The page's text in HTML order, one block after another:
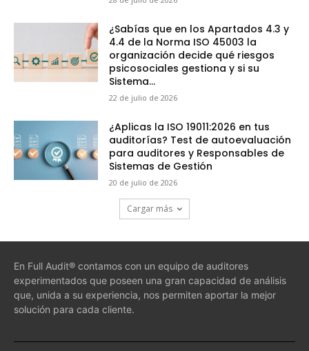
¿Sabías que en los Apartados 4.3 y
4.4 de la Norma ISO 45003 la
organización decide qué riesgos
psicosociales gestiona y si su
Sistema...
22 de julio de 2026
¿Aplicas la ISO 19011:2026 en tus
auditorías? Test de autoevaluación
para auditores y Responsables de
Sistemas de Gestión
20 de julio de 2026
Cargar más
En Full Audit® contamos con un equipo de auditores
experimentados que poseen una gran capacidad de análisis
que, unida a su experiencia, nos permiten aportar la mejor
solución para cada cliente.